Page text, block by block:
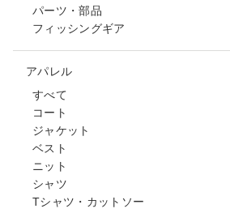
パーツ・部品
フィッシングギア
アパレル
すべて
コート
ジャケット
ベスト
ニット
シャツ
Tシャツ・カットソー